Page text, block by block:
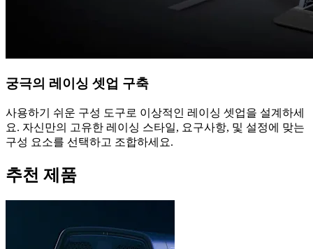
궁극의 레이싱 셋업 구축
사용하기 쉬운 구성 도구로 이상적인 레이싱 셋업을 설계하세
요. 자신만의 고유한 레이싱 스타일, 요구사항, 및 설정에 맞는
구성 요소를 선택하고 조합하세요.
추천 제품